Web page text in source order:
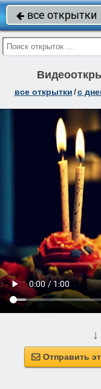
 все открытки
все открытки/c
 Отправить